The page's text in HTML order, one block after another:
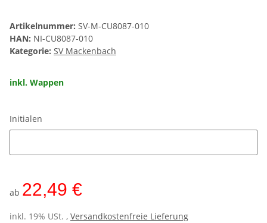
Artikelnummer: SV-M-CU8087-010
HAN: NI-CU8087-010
Kategorie: SV Mackenbach
inkl. Wappen
Initialen
ab 22,49 €
inkl. 19% USt. , Versandkostenfreie Lieferung